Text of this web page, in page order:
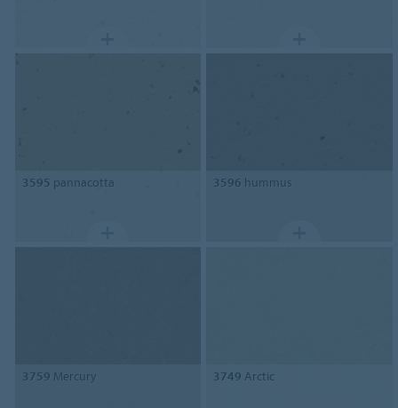
3595 pannacotta 3596 hummus
3759 Mercury 3749 Arctic